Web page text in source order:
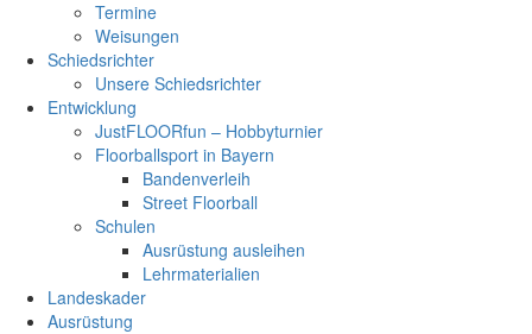
Termine
Weisungen
Schiedsrichter
Unsere Schiedsrichter
Entwicklung
JustFLOORfun – Hobbyturnier
Floorballsport in Bayern
Bandenverleih
Street Floorball
Schulen
Ausrüstung ausleihen
Lehrmaterialien
Landeskader
Ausrüstung